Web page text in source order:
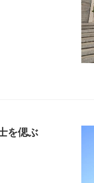
を偲ぶ